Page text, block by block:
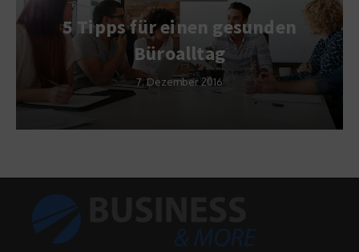
5 Tipps für einen gesunden
Büroalltag
7. Dezember 2016